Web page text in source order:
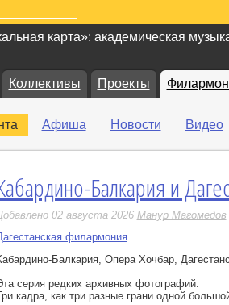
карта»: академическая
Коллективы Проекты
Афиша Новости Видео
Балкария и
02 августа 2026 Манур Магомедов
филармония
Балкария, Опера Хочбар,
серия редких архивных фотографий.
кадра, как три разные грани одной